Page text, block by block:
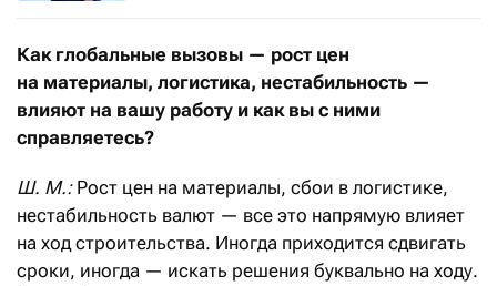
Как глобальные вызовы — рост цен
на материалы, логистика, нестабильность —
влияют на вашу работу и как вы с ними
справляетесь?
Ш. М.: Рост цен на материалы, сбои в логистике,
нестабильность валют — все это напрямую влияет
на ход строительства. Иногда приходится сдвигать
сроки, иногда — искать решения буквально на ходу.